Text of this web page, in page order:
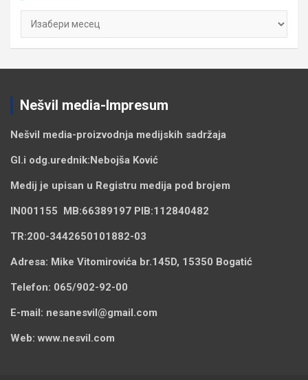
Архиве
Nešvil media-Impresum
Nešvil media-proizvodnja medijskih sadržaja
Gl.i odg.urednik:Nebojša Ković
Medij je upisan u Registru medija pod brojem
IN001155 MB:66389197 PIB:112840482
TR:200-3442650101882-03
Adresa: Mike Vitomirovića br.145D, 15350 Bogatić
Telefon: 065/902-92-00
E-mail: nesanesvil@gmail.com
Web: www.nesvil.com